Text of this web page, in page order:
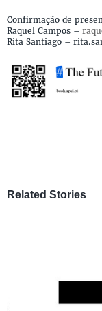
Confirmação de
Raquel Campos –
Rita Santiago –
Related Stories